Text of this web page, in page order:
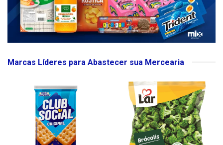
Marcas Líderes para Abastecer sua Mercearia